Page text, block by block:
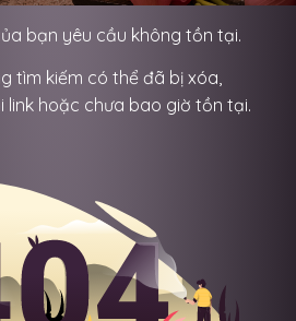
bạn yêu cầu không tồn tại.
tìm kiếm có thể đã bị xóa,
link hoặc chưa bao giờ tồn tại.